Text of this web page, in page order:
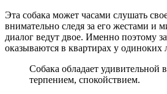
Эта собака может часами слушать
внимательно следя за его жестами и
диалог ведут двое. Именно поэтому
оказываются в квартирах у одиноких
Собака обладает удивительной
терпением, спокойствием.